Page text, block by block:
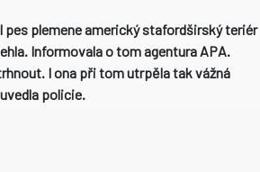
pes plemene americký stafordširský teriér
Informovala o tom agentura APA.
I ona při tom utrpěla tak vážná
policie.